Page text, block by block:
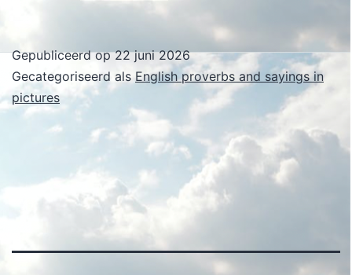
Gepubliceerd op22 juni 2026
Gecategoriseerd als English proverbs and sayings in
pictures